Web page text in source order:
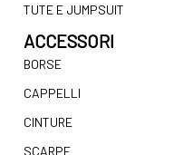
TUTE E JUMPSUIT
ACCESSORI
BORSE
CAPPELLI
CINTURE
SCARPE